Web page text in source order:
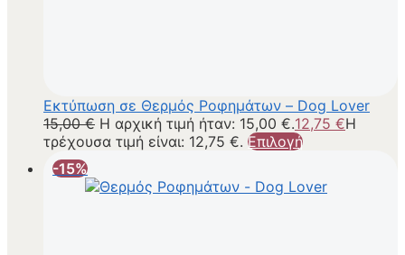
Εκτύπωση σε Θερμός Ροφημάτων – Dog Lover
15,00€ Η αρχική τιμή ήταν: 15,00 €.12,75 €Η
τρέχουσα τιμή είναι: 12,75 €. Επιλογή
-15%